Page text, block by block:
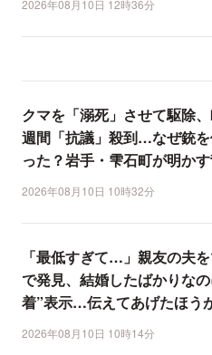
2026年08月10日 12時36分
クマを「溺死」させて駆除
週間「抗議」殺到…なぜ銃
った？岩手・雫石町が明か
2026年08月10日 10時32分
「最低すぎて…」親友の夫
で発見、結婚したばかりな
着”表示…伝えてあげたほう
2026年08月10日 10時14分